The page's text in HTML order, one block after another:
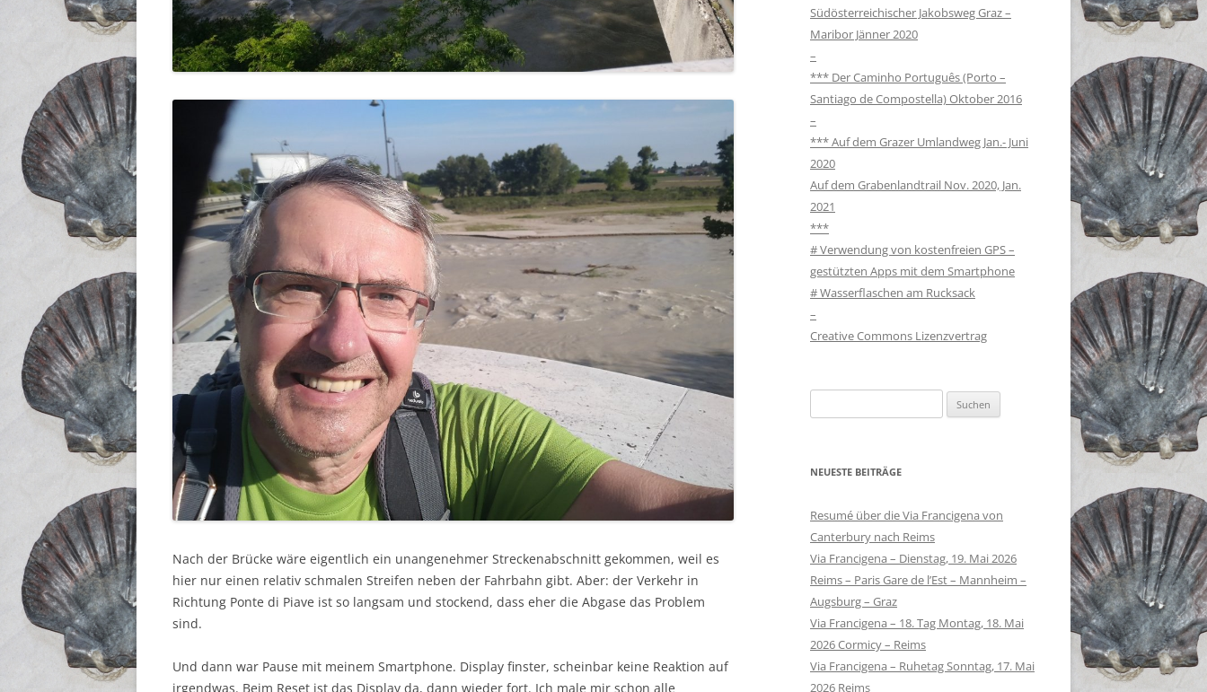
Nach der Brücke wäre eigentlich ein unangenehmer Streckenabschnitt gekommen, weil es
hier nur einen relativ schmalen Streifen neben der Fahrbahn gibt. Aber: der Verkehr in
Richtung Ponte di Piave ist so langsam und stockend, dass eher die Abgase das Problem
sind.
Und dann war Pause mit meinem Smartphone. Display finster, scheinbar keine Reaktion auf
irgendwas. Beim Reset ist das Display da, dann wieder fort. Ich male mir schon alle
Südösterreichischer Jakobsweg Graz –
Maribor Jänner 2020
–
*** Der Caminho Português (Porto –
Santiago de Compostella) Oktober 2016
–
*** Auf dem Grazer Umlandweg Jan.- Juni
2020
Auf dem Grabenlandtrail Nov. 2020, Jan.
2021
***
# Verwendung von kostenfreien GPS –
gestützten Apps mit dem Smartphone
# Wasserflaschen am Rucksack
–
Creative Commons Lizenzvertrag
nach:
NEUESTE BEITRÄGE
Resumé über die Via Francigena von
Canterbury nach Reims
Via Francigena – Dienstag, 19. Mai 2026
Reims – Paris Gare de l’Est – Mannheim –
Augsburg – Graz
Via Francigena – 18. Tag Montag, 18. Mai
2026 Cormicy – Reims
Via Francigena – Ruhetag Sonntag, 17. Mai
2026 Reims